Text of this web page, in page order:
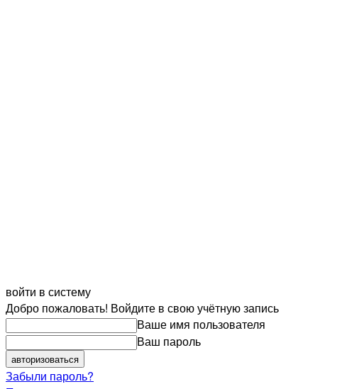
войти в систему
Добро пожаловать! Войдите в свою учётную запись
Ваше имя пользователя
Ваш пароль
Забыли пароль?